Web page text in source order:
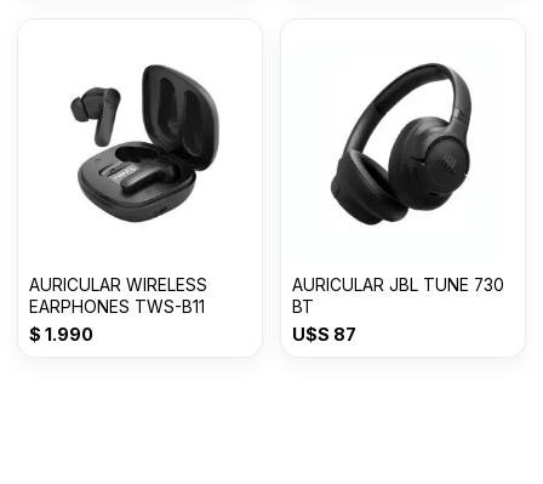
AURICULAR WIRELESS
EARPHONES TWS-B11
$ 1.990
AURICULAR JBL TUNE 730
BT
U$S 87